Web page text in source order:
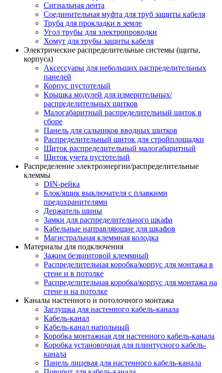
Сигнальная лента
Соединительная муфта для труб защиты кабеля
Труба для прокладки в земле
Угол трубы для электропроводки
Хомут для трубы защиты кабеля
Электрические распределительные системы (щиты,
корпуса)
Аксессуары для небольших распределительных
панелей
Корпус пустотелый
Крышка модулей для измерительных/
распределительных щитков
Малогабаритный распределительный щиток в
сборе
Панель для сальников вводных щитков
Распределительный щиток для стройплощадки
Щиток распределительный малогабаритный
Щиток учета пустотелый
Распределение электроэнергии/распределительные
клеммы
DIN-рейка
Блок/ящик выключателя с плавкими
предохранителями
Держатель шины
Замки для распределительного шкафа
Кабельные направляющие для шкафов
Магистральная клеммная колодка
Материалы для подключения
Зажим безвинтовой клеммный
Распределительная коробка/корпус для монтажа в
стене и в потолке
Распределительная коробка/корпус для монтажа на
стене и на потолке
Каналы настенного и потолочного монтажа
Заглушка для настенного кабель-канала
Кабель-канал
Кабель-канал напольный
Коробка монтажная для настенного кабель-канала
Коробка установочная для плинтусного кабель-
канала
Панель лицевая для настенного кабель-канала